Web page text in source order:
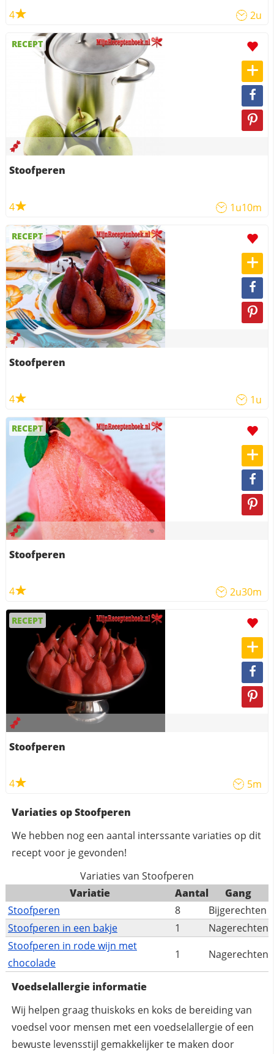
4 2u
RECEPT
Stoofperen
4 1u10m
RECEPT
Stoofperen
4 1u
RECEPT
Stoofperen
4 2u30m
RECEPT
Stoofperen
4 5m
Variaties op Stoofperen
We hebben nog een aantal interssante variaties op dit
recept voor je gevonden!
Variaties van Stoofperen
Variatie
Aantal
Gang
Stoofperen
8
Bijgerechten
Stoofperen in een bakje
1
Nagerechten
Stoofperen in rode wijn met
chocolade
1 Nagerechten
Voedselallergie informatie
Wij helpen graag thuiskoks en koks de bereiding van
voedsel voor mensen met een voedselallergie of een
bewuste levensstijl gemakkelijker te maken door